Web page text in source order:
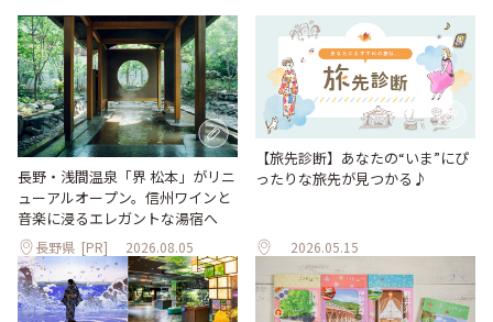
長野・浅間温泉「界 松本」がリニ
ューアルオープン。信州ワインと
音楽に浸るエレガントな湯宿へ
長野県 [PR] 2026.08.05
【旅先診断】あなたの“いま”にぴ
ったりな旅先が見つかる♪
2026.05.15